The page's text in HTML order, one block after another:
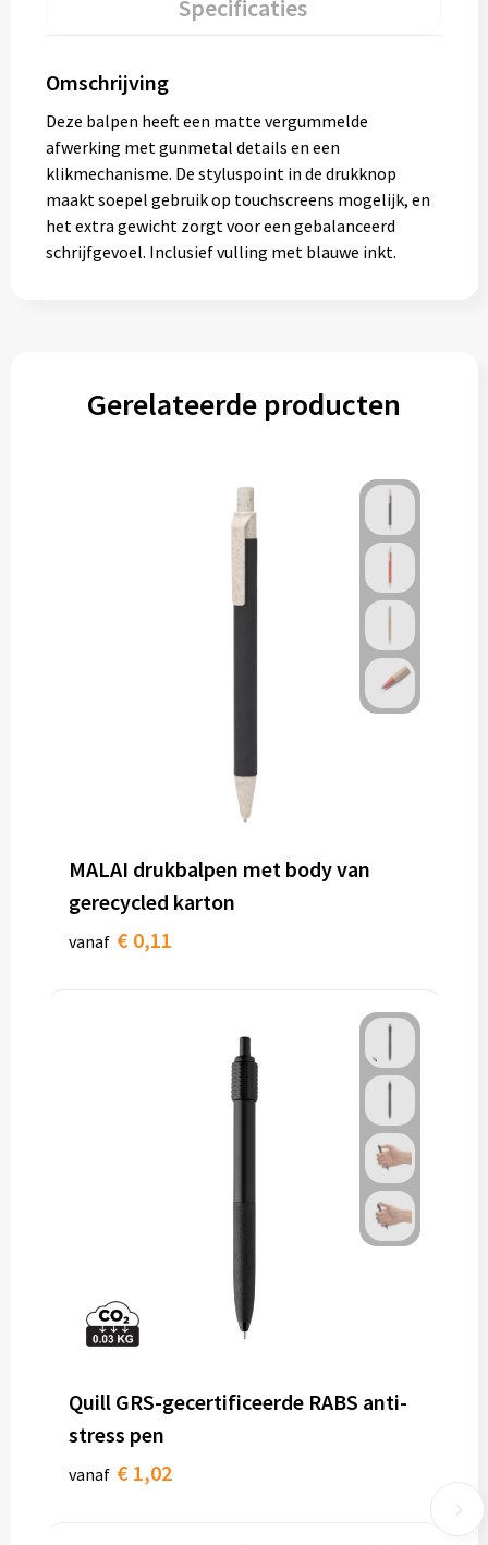
Specificaties
Omschrijving
Deze balpen heeft een matte vergummelde
afwerking met gunmetal details en een
klikmechanisme. De styluspoint in de drukknop
maakt soepel gebruik op touchscreens mogelijk, en
het extra gewicht zorgt voor een gebalanceerd
schrijfgevoel. Inclusief vulling met blauwe inkt.
Gerelateerde producten
MALAI drukbalpen met body van
gerecycled karton
vanaf € 0,11
Quill GRS-gecertificeerde RABS anti-
stress pen
vanaf € 1,02